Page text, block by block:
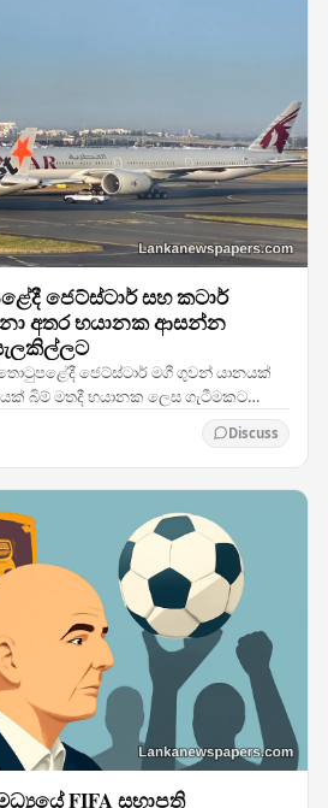
ජෙට්ස්ටාර් සහ කටාර්
අතර භයානක ආසන්න
ජෙට්ස්ටාර් මගී ගුවන් යානයක්
බිම් මතදී භයානක ලෙස ගැටීමකට
Discuss
FIFA සභාපති